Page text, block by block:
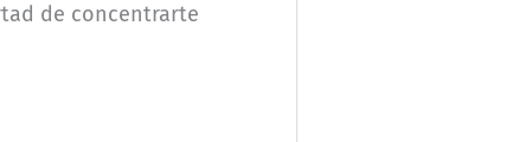
de concentrarte